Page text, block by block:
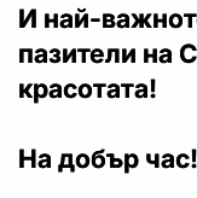
И най-
пазители на
красотата!
На добър час!